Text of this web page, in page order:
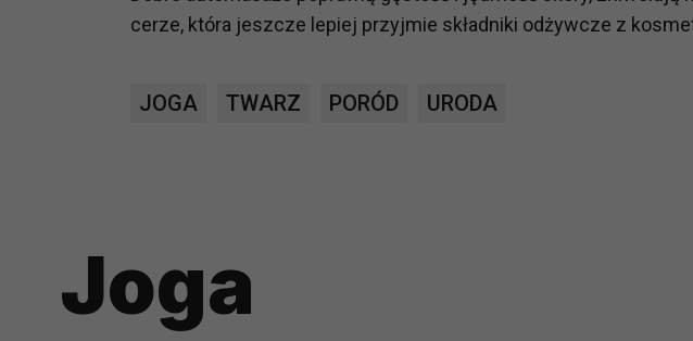
cerze, która jeszcze lepiej przyjmie składniki odżywcze z
JOGA TWARZ PORÓD URODA
Joga
potrzebom
Zgodnie z obowiązującym prawem Twoje dane możemy
np. agencjom marketingowym, podwykonawcom naszych
Masz między innymi prawo do żądania dostępu do danych,
także wycofać zgodę na przetwarzanie danych osobowych,